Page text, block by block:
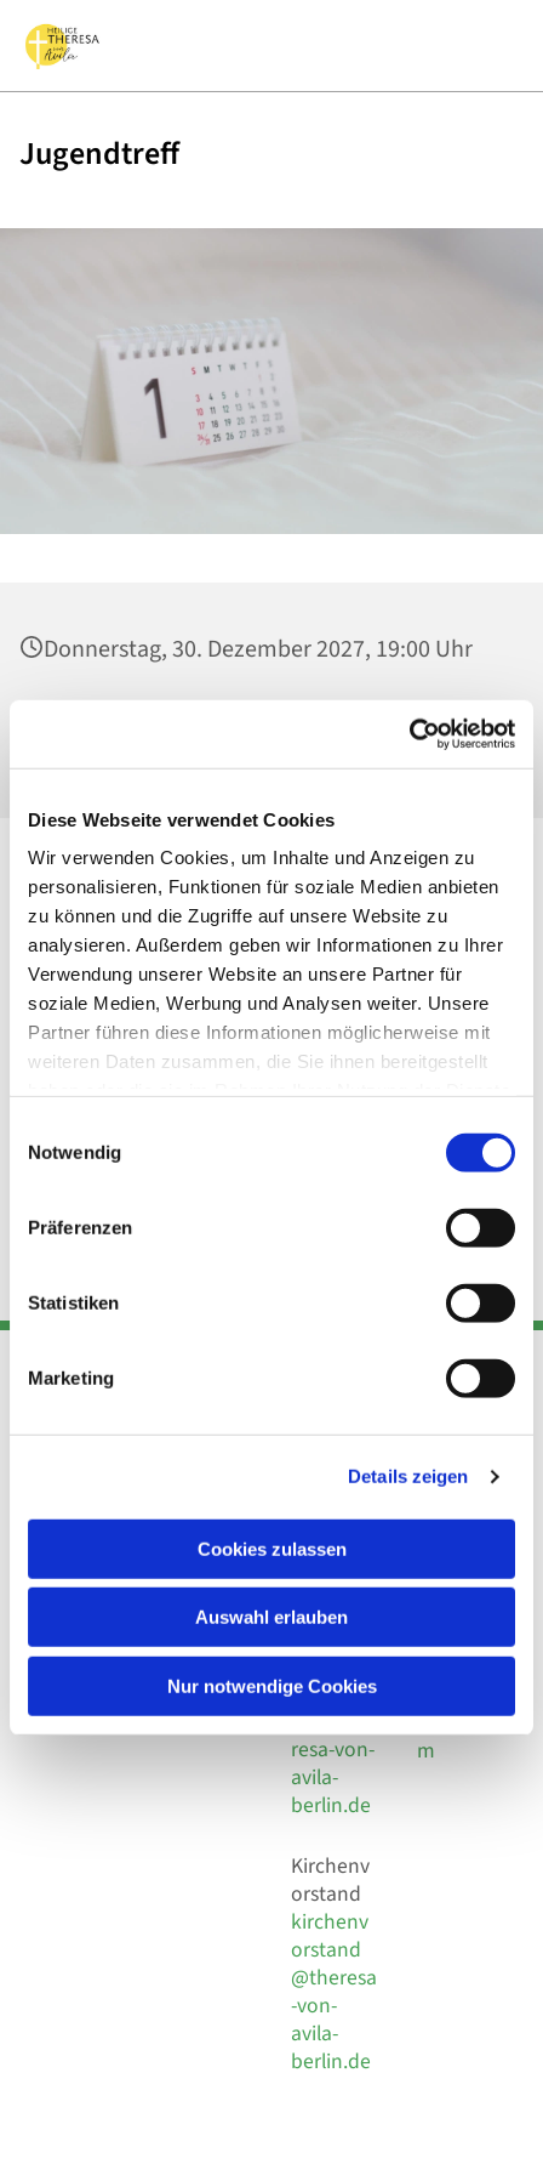
Diese Webseite verwendet Cookies
Wir verwenden Cookies, um Inhalte und Anzeigen zu
personalisieren, Funktionen für soziale Medien anbieten
zu können und die Zugriffe auf unsere Website zu
analysieren. Außerdem geben wir Informationen zu Ihrer
Verwendung unserer Website an unsere Partner für
soziale Medien, Werbung und Analysen weiter. Unsere
Partner führen diese Informationen möglicherweise mit
weiteren Daten zusammen, die Sie ihnen bereitgestellt
Notwendig
Präferenzen
Statistiken
Marketing
Details zeigen
Cookies zulassen
Auswahl erlauben
Nur notwendige Cookies
Jugendtreff
Donnerstag, 30. Dezember 2027, 19:00 Uhr
St. Josef - Berlin Weißensee, Jugendkeller,
Adresse
Kirchengemeinde Pfarrei
Hl. Theresa von Avila Berlin
Leitender Pfarrer - Norbert
Behaimstr. 39
Kont
Telefon
+49 30
924 64 28
Fax +49
30 924 54
18
E-Mail
info@the
resa-von-
avila-
berlin.de
Kirchenv
orstand
kirchenv
orstand
@theresa
-von-
avila-
berlin.de
Links
Datensch
utz
Social
Impressu
m